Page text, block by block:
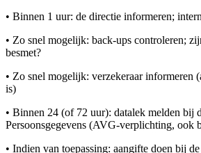
• Binnen 1 uur: de directie informeren;
• Zo snel mogelijk: back-ups controleren;
besmet?
• Zo snel mogelijk: verzekeraar informeren
is)
• Binnen 24 (of 72 uur): datalek melden bij
Persoonsgegevens (AVG-verplichting, ook
• Indien van toepassing: aangifte doen bij